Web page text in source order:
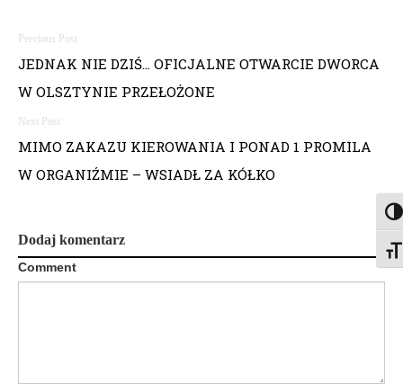
N
a
w
i
g
c
j
JEDNAK NIE DZIŚ… OFICJALNE OTWARCIE DWORCA
W OLSZTYNIE PRZEŁOŻONE
MIMO ZAKAZU KIEROWANIA I PONAD 1 PROMILA
W ORGANIŹMIE – WSIADŁ ZA KÓŁKO
Dodaj komentarz
Comment